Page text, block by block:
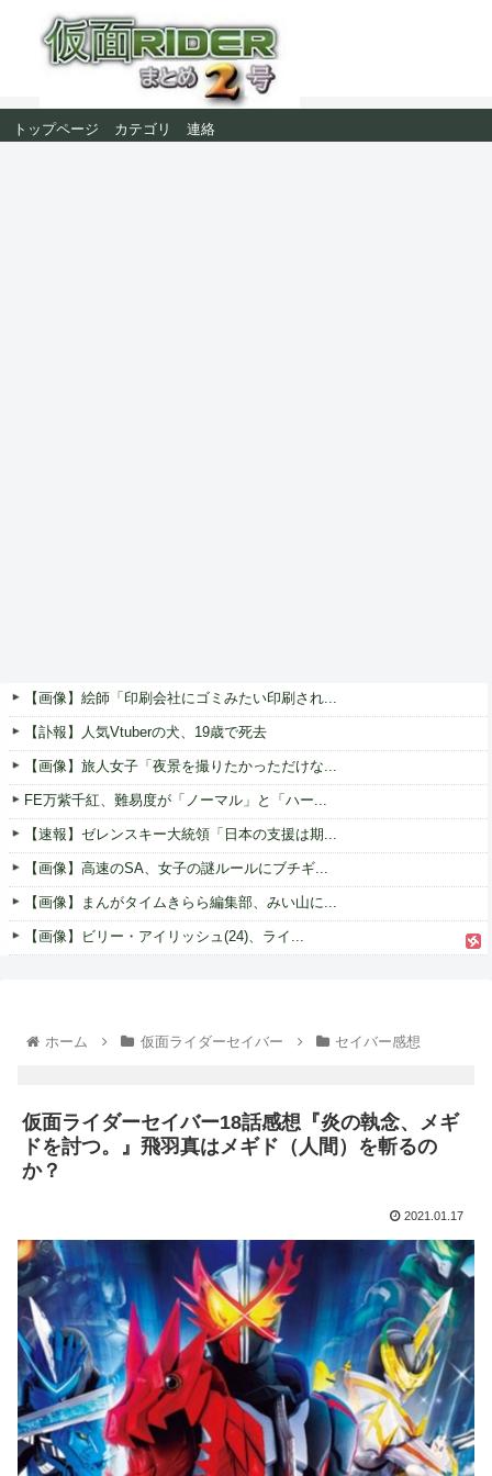
トップページ カテゴリ 連絡
【画像】絵師「印刷会社にゴミみたい印刷され...
【訃報】人気Vtuberの犬、19歳で死去
【画像】旅人女子「夜景を撮りたかっただけな...
FE万紫千紅、難易度が「ノーマル」と「ハー...
【速報】ゼレンスキー大統領「日本の支援は期...
【画像】高速のSA、女子の謎ルールにブチギ...
【画像】まんがタイムきらら編集部、みい山に...
【画像】ビリー・アイリッシュ(24)、ライ...
ホーム 仮面ライダーセイバー セイバー感想
仮面ライダーセイバー18話感想『炎の執念、メギ
ドを討つ。』飛羽真はメギド（人間）を斬るの
か？
2021.01.17